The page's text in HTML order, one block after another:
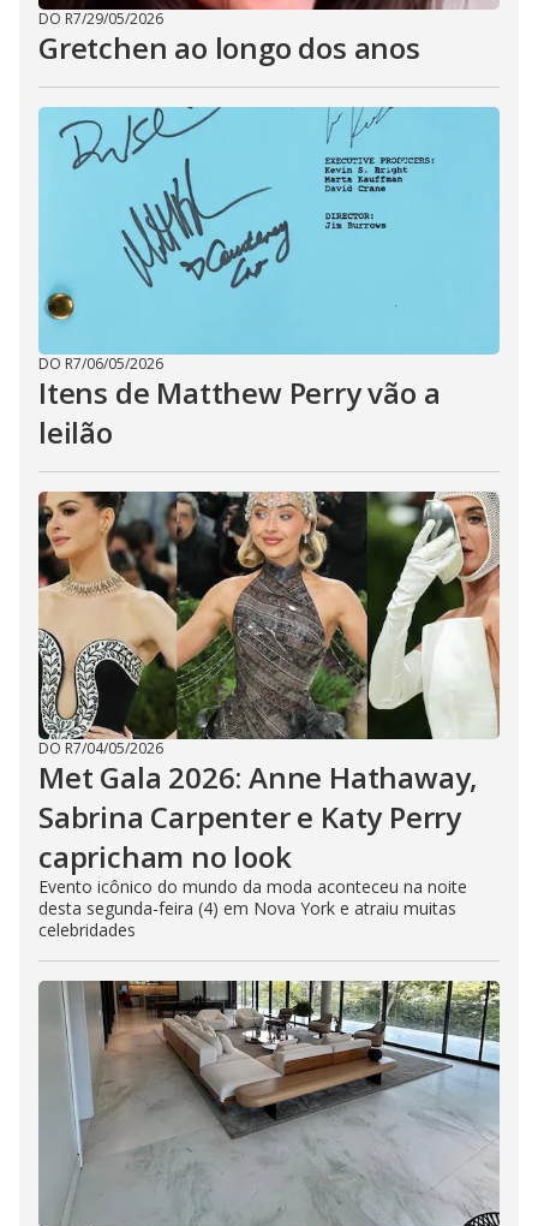
DO R7/29/05/2026
Gretchen ao longo dos anos
DO R7/06/05/2026
Itens de Matthew Perry vão a
leilão
DO R7/04/05/2026
Met Gala 2026: Anne Hathaway,
Sabrina Carpenter e Katy Perry
capricham no look
Evento icônico do mundo da moda aconteceu na noite
desta segunda-feira (4) em Nova York e atraiu muitas
celebridades